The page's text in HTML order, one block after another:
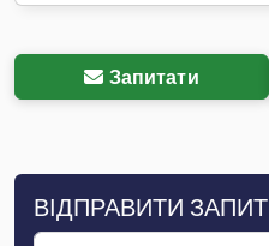
Запитати
ВІДПРАВИТИ ЗАПИТ